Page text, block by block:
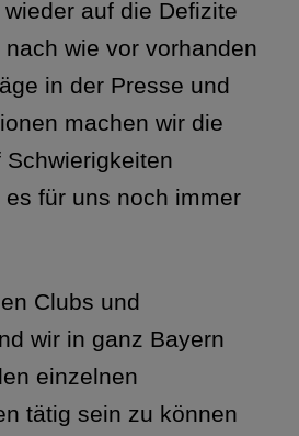
auf die Defizite
wie vor vorhanden
in der Presse und
machen wir die
für uns noch immer
Clubs und
wir in ganz Bayern
einzelnen
tätig sein zu können